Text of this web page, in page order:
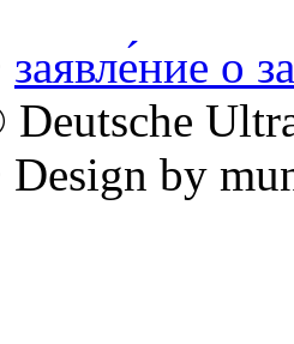
заявле́ние о
Design by